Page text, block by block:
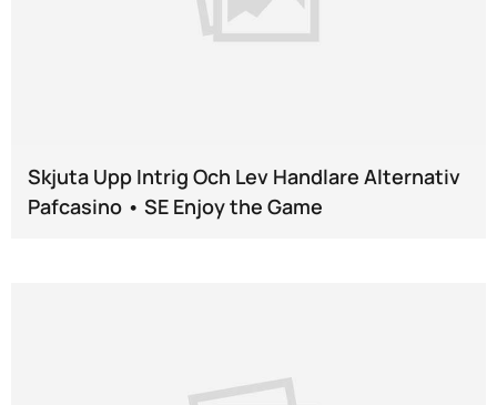
Skjuta Upp Intrig Och Lev Handlare Alternativ
Pafcasino • SE Enjoy the Game